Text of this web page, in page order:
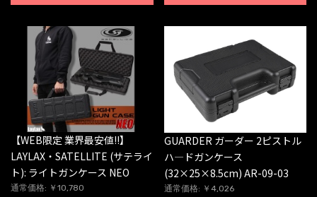
【WEB限定 業界最安値!!】
LAYLAX・SATELLITE (サテライ
ト): ライトガンケース NEO
通常価格: ￥10,780
GUARDER ガーダー 2ピストル
ハ―ドガンケース
(32×25×8.5cm) AR-09-03
通常価格: ￥4,026